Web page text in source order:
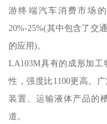
游终端汽车消费市场
20%-25%(其中包含了交
的应用)。
LA103M具有的成形加
性，强度比1100更高。
装置、运输液体产品的
道。